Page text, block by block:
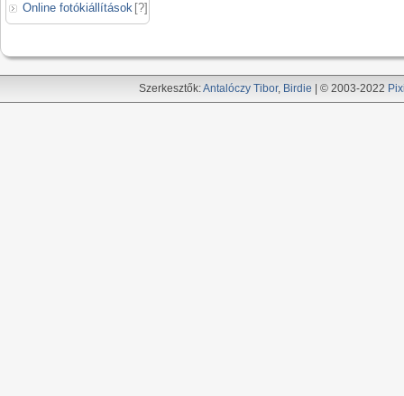
Online fotókiállítások [?]
Szerkesztők:Antalóczy Tibor, Birdie | © 2003-2022